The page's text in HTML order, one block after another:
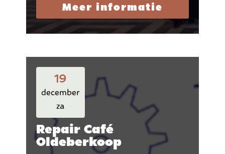
Meer informatie
19
december
za
Repair Café
Oldeberkoop